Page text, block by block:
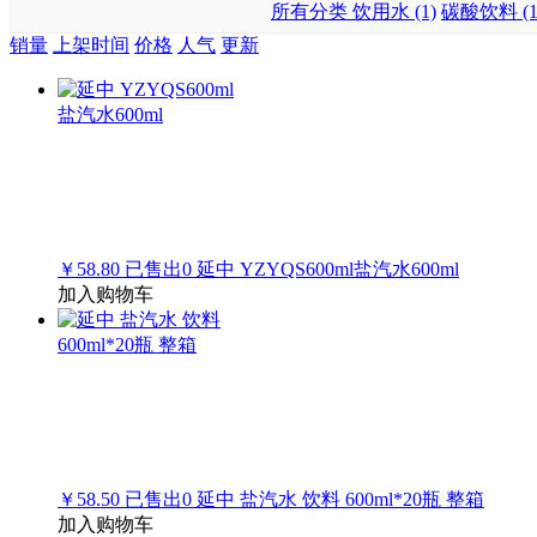
所有分类 饮用水 (1) 碳酸饮料
销量
上架时间 价格 人气 更新
￥58.80 已售出0 延中 YZYQS600ml盐汽水600ml
加入购物车
￥58.50 已售出0 延中 盐汽水 饮料 600ml*20瓶 整箱
加入购物车